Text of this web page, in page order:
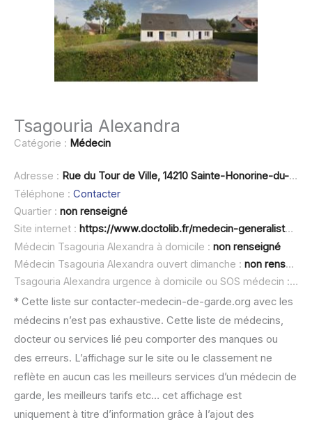
Tsagouria Alexandra
Catégorie : Médecin
Adresse : Rue du Tour de Ville, 14210 Sainte-Honorine-du-Fay
Téléphone : Contacter
Quartier : non renseigné
Site internet : https://www.doctolib.fr/medecin-generaliste/ste-honorine-du-fay/alexandra-tsagouria
Médecin Tsagouria Alexandra à domicile : non renseigné
Médecin Tsagouria Alexandra ouvert dimanche : non renseigné
Tsagouria Alexandra urgence à domicile ou SOS médecin :
* Cette liste sur contacter-medecin-de-garde.org avec les
médecins n’est pas exhaustive. Cette liste de médecins,
docteur ou services lié peu comporter des manques ou
des erreurs. L’affichage sur le site ou le classement ne
reflète en aucun cas les meilleurs services d’un médecin de
garde, les meilleurs tarifs etc… cet affichage est
uniquement à titre d’information grâce à l’ajout des